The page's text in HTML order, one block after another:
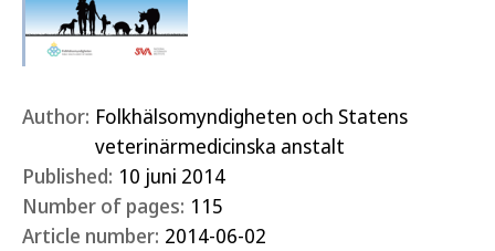
Author: Folkhälsomyndigheten och Statens
veterinärmedicinska anstalt
Published: 10 juni 2014
Number of pages: 115
Article number: 2014-06-02